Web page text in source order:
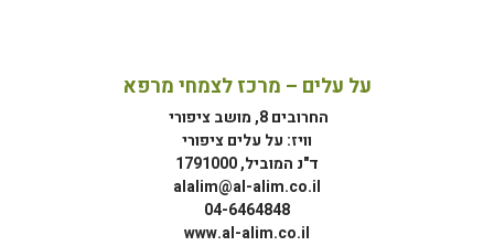
על עלים – מרכז לצמחי מרפא
החרובים 8, מושב ציפורי
וויז: על עלים ציפורי
ד"נ המוביל, 1791000
alalim@al-alim.co.il
04-6464848
www.al-alim.co.il